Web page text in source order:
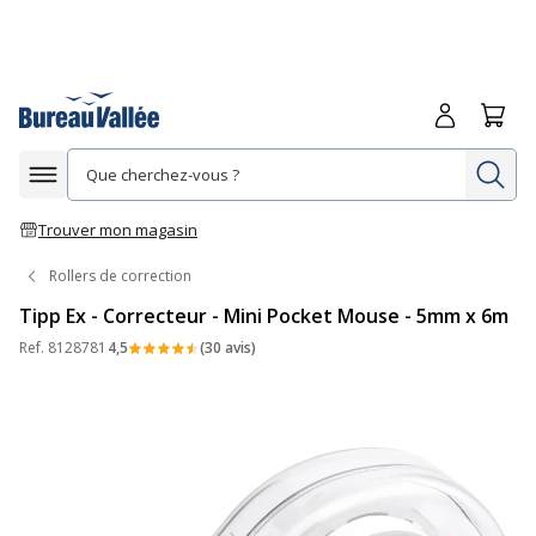
Afficher la navigation
Trouver mon magasin
Me
Rollers de correction
Tipp Ex - Correcteur - Mini Pocket Mouse - 5mm x 6m
Ref. 8128781 4,5 (30 avis)